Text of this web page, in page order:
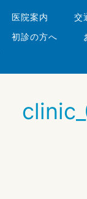
医院案内 交
初診の方へ